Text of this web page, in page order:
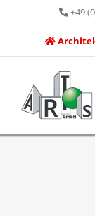
Inhalt
springen
+49